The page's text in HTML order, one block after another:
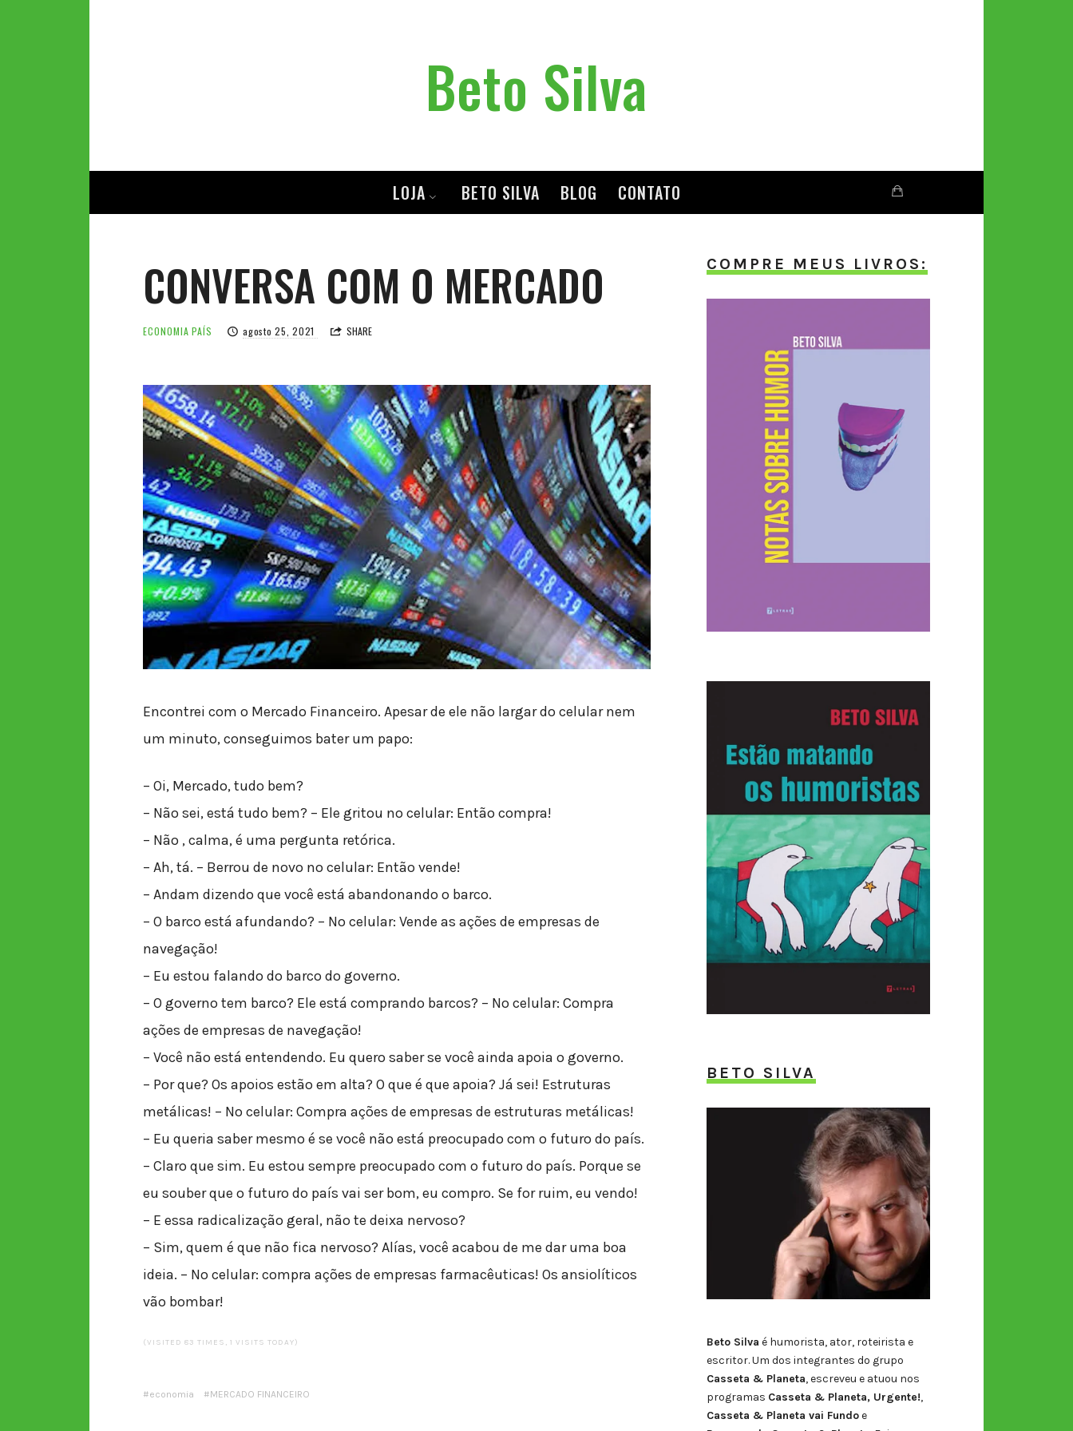
Beto
Silva
Beto Silva
LOJA BETO SILVA BLOG CONTATO
CONVERSA COM O MERCADO
ECONOMIA PAÍS agosto 25, 2021 SHARE
Encontrei com o Mercado Financeiro. Apesar de ele não largar do celular nem
um minuto, conseguimos bater um papo:
– Oi, Mercado, tudo bem?
– Não sei, está tudo bem? – Ele gritou no celular: Então compra!
– Não , calma, é uma pergunta retórica.
– Ah, tá. – Berrou de novo no celular: Então vende!
– Andam dizendo que você está abandonando o barco.
– O barco está afundando? – No celular: Vende as ações de empresas de
navegação!
– Eu estou falando do barco do governo.
– O governo tem barco? Ele está comprando barcos? – No celular: Compra
ações de empresas de navegação!
– Você não está entendendo. Eu quero saber se você ainda apoia o governo.
– Por que? Os apoios estão em alta? O que é que apoia? Já sei! Estruturas
metálicas! – No celular: Compra ações de empresas de estruturas metálicas!
– Eu queria saber mesmo é se você não está preocupado com o futuro do país.
– Claro que sim. Eu estou sempre preocupado com o futuro do país. Porque se
eu souber que o futuro do país vai ser bom, eu compro. Se for ruim, eu vendo!
– E essa radicalização geral, não te deixa nervoso?
– Sim, quem é que não fica nervoso? Alías, você acabou de me dar uma boa
ideia. – No celular: compra ações de empresas farmacêuticas! Os ansiolíticos
vão bombar!
(VISITED 83 TIMES, 1 VISITS TODAY)
economia MERCADO FINANCEIRO
COMPRE MEUS LIVROS:
BETO SILVA
Beto Silva é humorista, ator, roteirista e
escritor. Um dos integrantes do grupo
Casseta & Planeta, escreveu e atuou nos
programas Casseta & Planeta, Urgente!,
Casseta & Planeta vai Fundoe